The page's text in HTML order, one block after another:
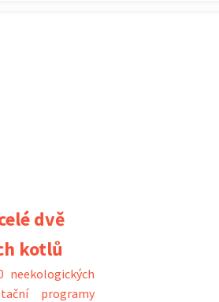
dvě
kotlů
neekologických
programy